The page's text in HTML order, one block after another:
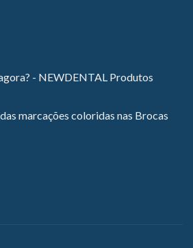
- NEWDENTAL Produtos
marcações coloridas nas Brocas